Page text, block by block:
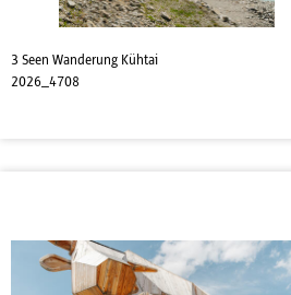
3 Seen Wanderung Kühtai
2026_4708